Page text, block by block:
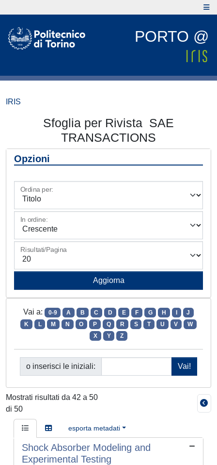
PORTO @
IRIS
Sfoglia per Rivista SAE
TRANSACTIONS
Opzioni
Ordina per:
In ordine:
Risultati/Pagina
Vai a: 0-9 A B C D E F G H
J
K
L M N O P Q R S T U V
W
X
Y Z
o inserisci le iniziali:
Mostrati risultati da 42 a 50
di 50
esporta metadati
Shock Absorber Modeling and
Experimental Testing